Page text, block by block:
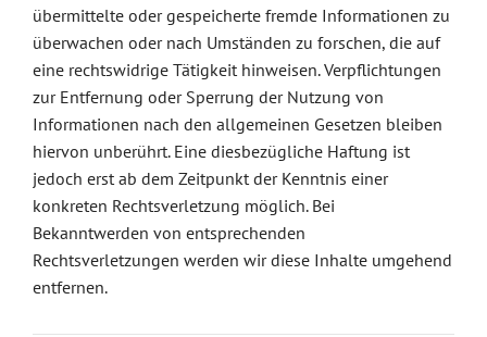
übermittelte oder gespeicherte fremde Informationen zu
überwachen oder nach Umständen zu forschen, die auf
eine rechtswidrige Tätigkeit hinweisen. Verpflichtungen
zur Entfernung oder Sperrung der Nutzung von
Informationen nach den allgemeinen Gesetzen bleiben
hiervon unberührt. Eine diesbezügliche Haftung ist
jedoch erst ab dem Zeitpunkt der Kenntnis einer
konkreten Rechtsverletzung möglich. Bei
Bekanntwerden von entsprechenden
Rechtsverletzungen werden wir diese Inhalte umgehend
entfernen.